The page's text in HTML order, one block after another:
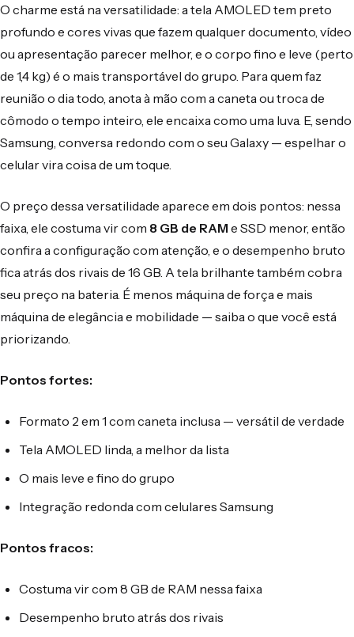
O charme está na versatilidade: a tela AMOLED tem preto
profundo e cores vivas que fazem qualquer documento, vídeo
ou apresentação parecer melhor, e o corpo fino e leve (perto
de 1,4 kg) é o mais transportável do grupo. Para quem faz
reunião o dia todo, anota à mão com a caneta ou troca de
cômodo o tempo inteiro, ele encaixa como uma luva. E, sendo
Samsung, conversa redondo com o seu Galaxy — espelhar o
celular vira coisa de um toque.
O preço dessa versatilidade aparece em dois pontos: nessa
faixa, ele costuma vir com 8 GB de RAM e SSD menor, então
confira a configuração com atenção, e o desempenho bruto
fica atrás dos rivais de 16 GB. A tela brilhante também cobra
seu preço na bateria. É menos máquina de força e mais
máquina de elegância e mobilidade — saiba o que você está
priorizando.
Pontos fortes:
Formato 2 em 1 com caneta inclusa — versátil de verdade
Tela AMOLED linda, a melhor da lista
O mais leve e fino do grupo
Integração redonda com celulares Samsung
Pontos fracos:
Costuma vir com 8 GB de RAM nessa faixa
Desempenho bruto atrás dos rivais